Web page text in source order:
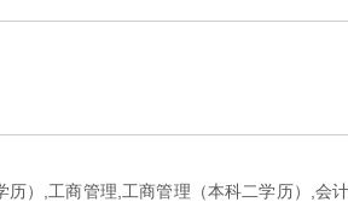
）,工商管理,工商管理（本科二学历）,会